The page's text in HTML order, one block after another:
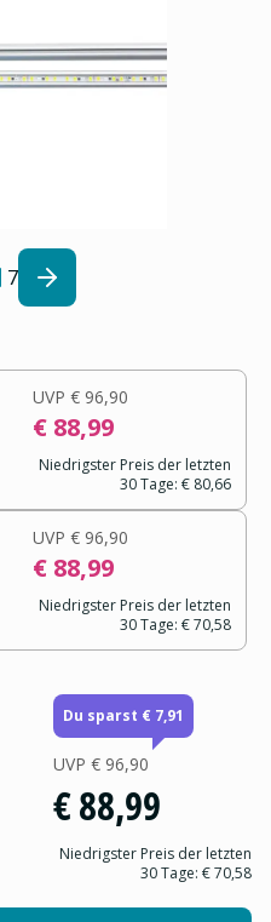
7
UVP € 96,90
€ 88,99
Niedrigster Preis der letzten
30 Tage: € 80,66
UVP € 96,90
€ 88,99
Niedrigster Preis der letzten
30 Tage: € 70,58
Du sparst € 7,91
UVP € 96,90
€ 88,99
Niedrigster Preis der letzten
30 Tage: € 70,58